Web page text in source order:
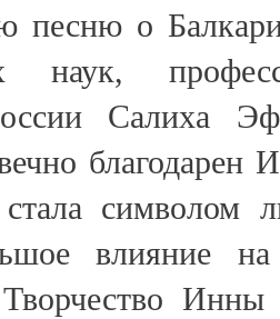
песню о
наук,
Салиха
символом
влияние на
Творчество